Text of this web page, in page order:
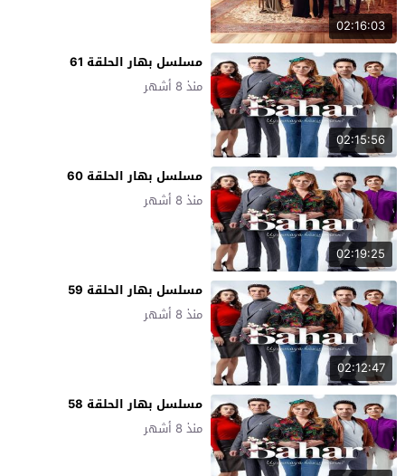
02:16:03
02:15:56
مسلسل بهار الحلقة 61
منذ 8 أشهر
02:19:25
مسلسل بهار الحلقة 60
منذ 8 أشهر
02:12:47
مسلسل بهار الحلقة 59
منذ 8 أشهر
مسلسل بهار الحلقة 58
منذ 8 أشهر